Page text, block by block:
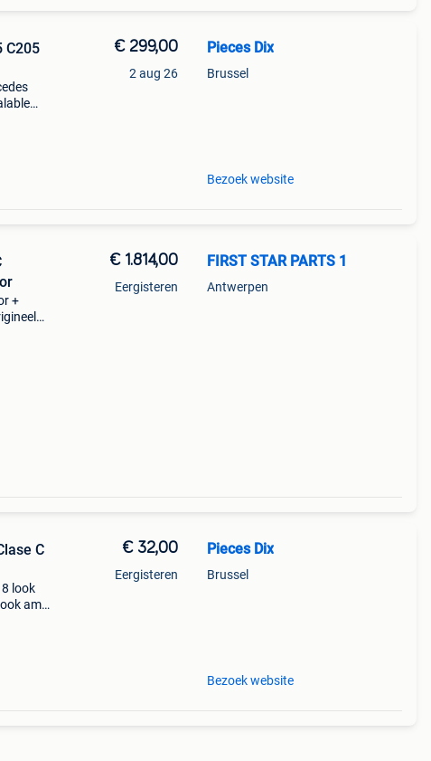
C205
€ 299,00
2 aug 26
Pieces Dix
Brussel
Bezoek website
+
€ 1.814,00
Eergisteren
FIRST STAR PARTS 1
Antwerpen
C
look
amg :
€ 32,00
Eergisteren
Pieces Dix
Brussel
Bezoek website